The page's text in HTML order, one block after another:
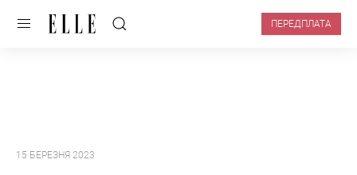
ПЕРЕДПЛАТА
15 БЕРЕЗНЯ 2023